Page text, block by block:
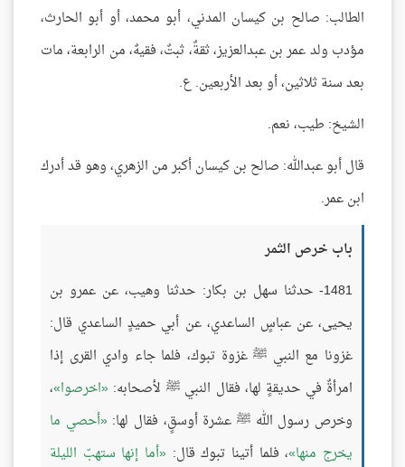
الطالب: صالح بن كيسان المدني، أبو محمد، أو أبو الحارث،
مؤدب ولد عمر بن عبدالعزيز، ثقةٌ، ثبتٌ، فقيهٌ، من الرابعة، مات
بعد سنة ثلاثين، أو بعد الأربعين. ع.
الشيخ: طيب، نعم.
قال أبو عبدالله: صالح بن كيسان أكبر من الزهري، وهو قد أدرك
ابن عمر.
باب خرص الثمر
1481- حدثنا سهل بن بكار: حدثنا وهيب، عن عمرو بن
يحيى، عن عباسٍ الساعدي، عن أبي حميدٍ الساعدي قال:
غزونا مع النبي ﷺ غزوة تبوك، فلما جاء وادي القرى إذا
امرأةٌ في حديقةٍ لها، فقال النبي ﷺ لأصحابه: اخرصوا ،
وخرص رسول الله ﷺ عشرة أوسقٍ، فقال لها: أحصي ما
يخرج منها ، فلما أتينا تبوك قال: أما إنها ستهبّ الليلة